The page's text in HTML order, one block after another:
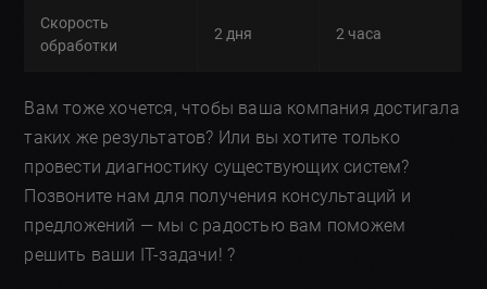
Скорость
обработки
2 дня 2 часа
Вам тоже хочется, чтобы ваша компания достигала
таких же результатов? Или вы хотите только
провести диагностику существующих систем?
Позвоните нам для получения консультаций и
предложений — мы с радостью вам поможем
решить ваши IT-задачи! ?